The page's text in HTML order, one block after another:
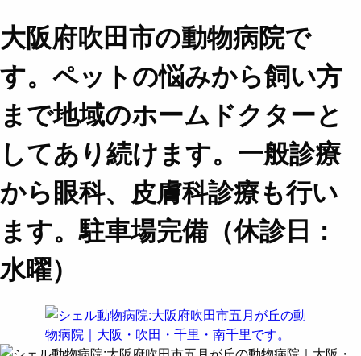
大阪府吹田市の動物病院で
す。ペットの悩みから飼い方
まで地域のホームドクターと
してあり続けます。一般診療
から眼科、皮膚科診療も行い
ます。駐車場完備（休診日：
水曜）